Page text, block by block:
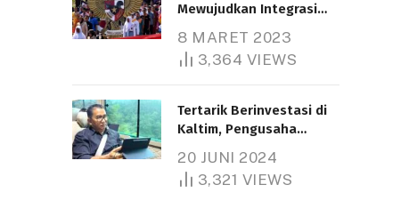
Mewujudkan Integrasi
8 MARET 2023
3,364 VIEWS
Tertarik Berinvestasi di
Kaltim, Pengusaha
1.000 Hektare
20 JUNI 2024
3,321 VIEWS